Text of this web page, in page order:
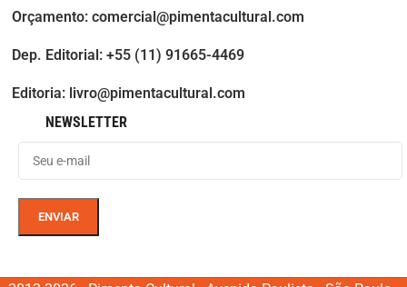
Orçamento: comercial@pimentacultural.com
Dep. Editorial: +55 (11) 91665-4469
Editoria: livro@pimentacultural.com
NEWSLETTER